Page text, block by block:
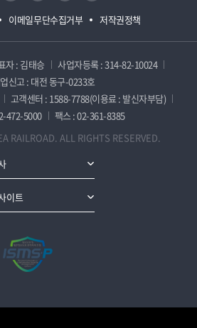
이메일무단수집거부 저작권정책
자 : 김태승
사업자등록 : 314-82-10024
신고 : 대전 동구-0233호
고객센터 : 1588-7788(이용료 : 발신자부담)
472-5000
팩스 : 02-361-8385
RAILROAD. ALL RIGHTS RESERVED.
이트